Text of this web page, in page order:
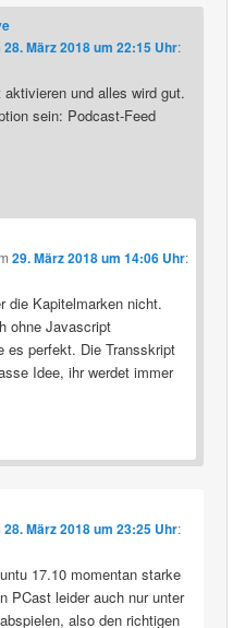
28. März 2018 um 22:15 Uhr:
und alles wird gut.
sein: Podcast-Feed
29. März 2018 um 14:06 Uhr:
die Kapitelmarken nicht.
ohne Javascript
es perfekt. Die Transskript
Idee, ihr werdet immer
28. März 2018 um 23:25 Uhr:
17.10 momentan starke
PCast leider auch nur unter
also den richtigen